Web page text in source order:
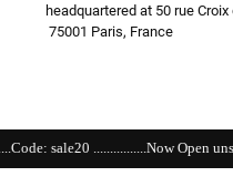
headquartered at 50 rue
75001 Paris, France
Open unser